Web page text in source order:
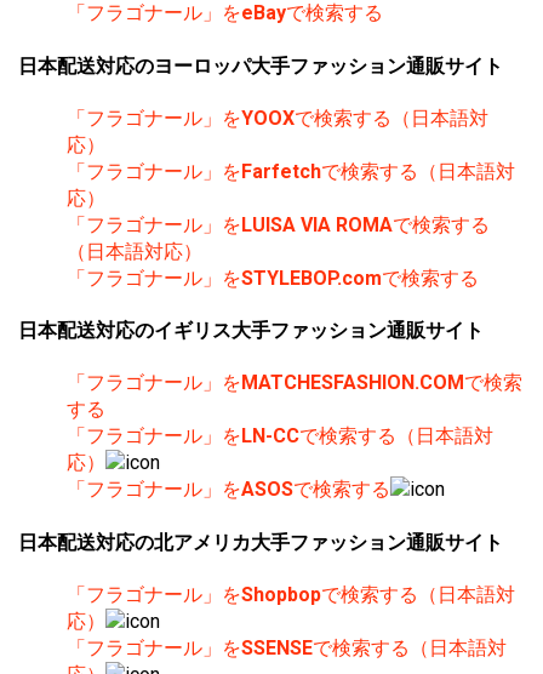
「フラゴナール」をeBayで検索する
日本配送対応のヨーロッパ大手ファッション通販サイト
「フラゴナール」をYOOXで検索する（日本語対
応）
「フラゴナール」をFarfetchで検索する（日本語対
応）
「フラゴナール」をLUISA VIA ROMAで検索する
（日本語対応）
「フラゴナール」をSTYLEBOP.comで検索する
日本配送対応のイギリス大手ファッション通販サイト
「フラゴナール」を MATCHESFASHION.COM で検索
する
「フラゴナール」を LN-CCで検索する（日本語対
応）
「フラゴナール」をASOSで検索する
日本配送対応の北アメリカ大手ファッション通販サイト
「フラゴナール」をShopbopで検索する（日本語対
応）
「フラゴナール」をSSENSEで検索する（日本語対